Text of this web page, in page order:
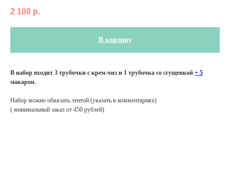
2 100 р.
В корзину
В набор входит 3 трубочки с крем-чиз и 1 трубочка со сгущенкой + 5
макарон.
Набор можно обвязать лентой (указать в комментариях)
( минимальный заказ от 450 рублей)